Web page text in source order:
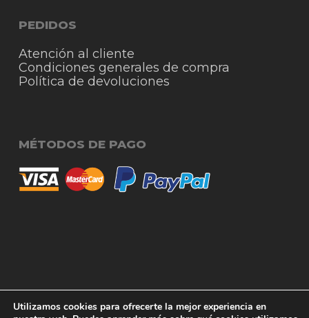
Subtotal: 0,00
PEDIDOS
Atención al cliente
Condiciones generales de compra
Política de devoluciones
MÉTODOS DE PAGO
© 2026 RigmoSur. Proyecto realizado por Grado
Creativo Agencia de Publicidad
Utilizamos cookies para ofrecerte la mejor experiencia en